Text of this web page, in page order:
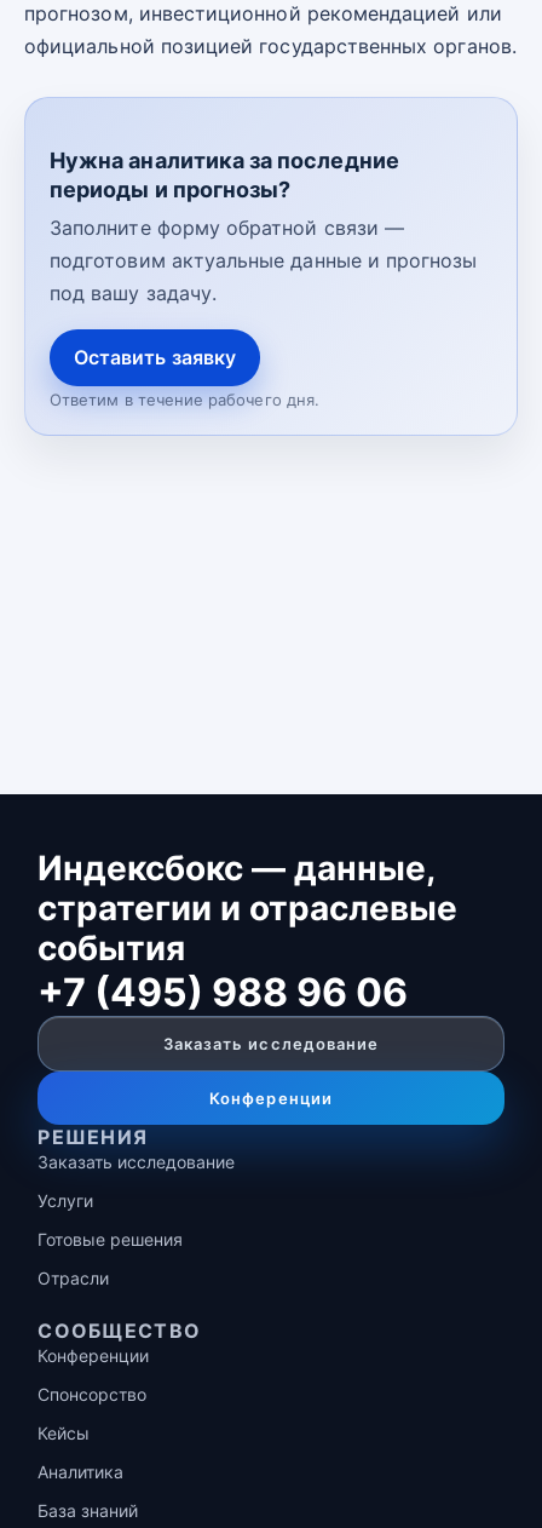
прогнозом, инвестиционной рекомендацией или
официальной позицией государственных органов.
Нужна аналитика за последние
периоды и прогнозы?
Заполните форму обратной связи —
подготовим актуальные данные и прогнозы
под вашу задачу.
Оставить заявку
Ответим в течение рабочего дня.
Индексбокс — данные,
стратегии и отраслевые
события
+7 (495) 988 96 06
Заказать исследование
Конференции
РЕШЕНИЯ
Заказать исследование
Услуги
Готовые решения
Отрасли
СООБЩЕСТВО
Конференции
Спонсорство
Кейсы
Аналитика
База знаний